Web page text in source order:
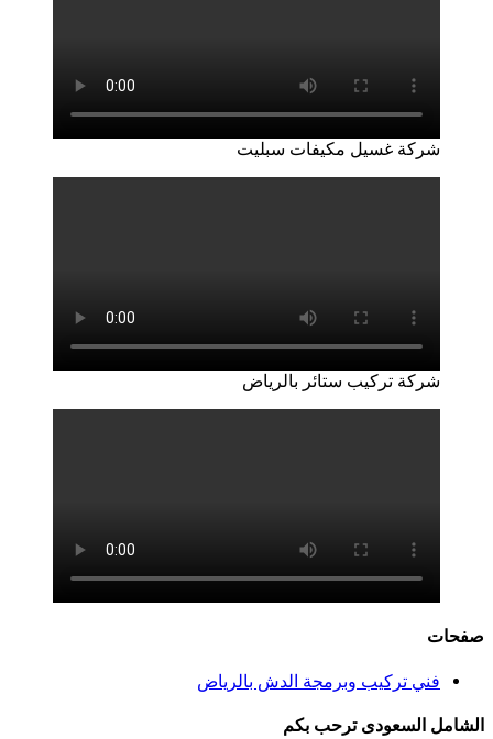
شركة غسيل مكيفات سبليت
شركة تركيب ستائر بالرياض
صفحات
فني تركيب وبرمجة الدش بالرياض
الشامل السعودى ترحب بكم